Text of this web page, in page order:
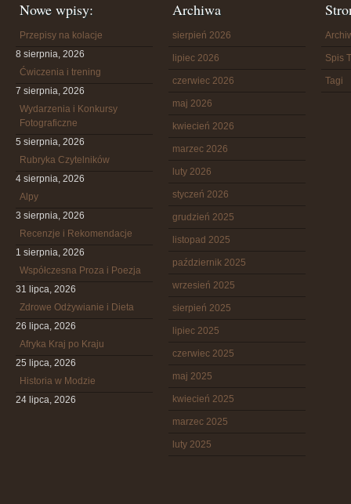
Nowe wpisy:
Przepisy na kolacje
8 sierpnia, 2026
Ćwiczenia i trening
7 sierpnia, 2026
Wydarzenia i Konkursy
Fotograficzne
5 sierpnia, 2026
Rubryka Czytelników
4 sierpnia, 2026
Alpy
3 sierpnia, 2026
Recenzje i Rekomendacje
1 sierpnia, 2026
Współczesna Proza i Poezja
31 lipca, 2026
Zdrowe Odżywianie i Dieta
26 lipca, 2026
Afryka Kraj po Kraju
25 lipca, 2026
Historia w Modzie
24 lipca, 2026
Archiwa
sierpień 2026
lipiec 2026
czerwiec 2026
maj 2026
kwiecień 2026
marzec 2026
luty 2026
styczeń 2026
grudzień 2025
listopad 2025
październik 2025
wrzesień 2025
sierpień 2025
lipiec 2025
czerwiec 2025
maj 2025
kwiecień 2025
marzec 2025
luty 2025
Spis
Tagi